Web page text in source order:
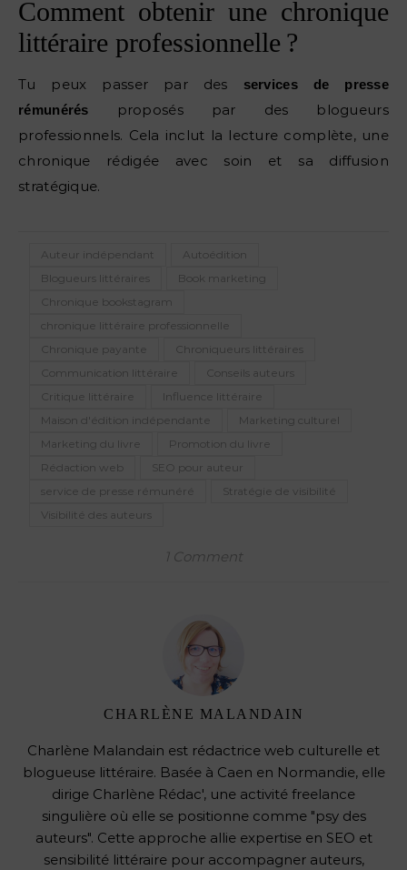
Comment obtenir une chronique
littéraire professionnelle ?
Tu peux passer par des
services de presse
rémunérés
proposés par des blogueurs
professionnels. Cela inclut la lecture complète, une
chronique rédigée avec soin et sa diffusion
stratégique.
Auteur indépendant
Autoédition
Blogueurs littéraires
Book marketing
Chronique bookstagram
chronique littéraire professionnelle
Chronique payante
Chroniqueurs littéraires
Communication littéraire
Conseils auteurs
Critique littéraire
Influence littéraire
Maison d'édition indépendante
Marketing culturel
Marketing du livre
Promotion du livre
Rédaction web
SEO pour auteur
service de presse rémunéré
Stratégie de visibilité
Visibilité des auteurs
1 Comment
CHARLÈNE MALANDAIN
Charlène Malandain est rédactrice web culturelle et
blogueuse littéraire. Basée à Caen en Normandie, elle
dirige Charlène Rédac', une activité freelance
singulière où elle se positionne comme "psy des
auteurs". Cette approche allie expertise en SEO et
sensibilité littéraire pour accompagner auteurs,